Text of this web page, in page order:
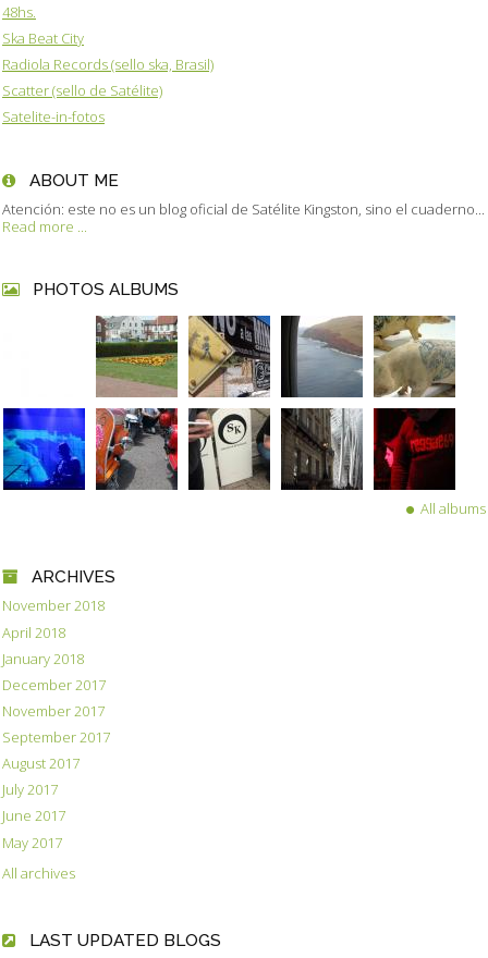
48hs.
Ska Beat City
Radiola Records (sello ska, Brasil)
Scatter (sello de Satélite)
Satelite-in-fotos
ABOUT ME
Atención: este no es un blog oficial de Satélite Kingston, sino el cuaderno...
Read more ...
PHOTOS ALBUMS
All albums
ARCHIVES
November 2018
April 2018
January 2018
December 2017
November 2017
September 2017
August 2017
July 2017
June 2017
May 2017
All archives
LAST UPDATED BLOGS